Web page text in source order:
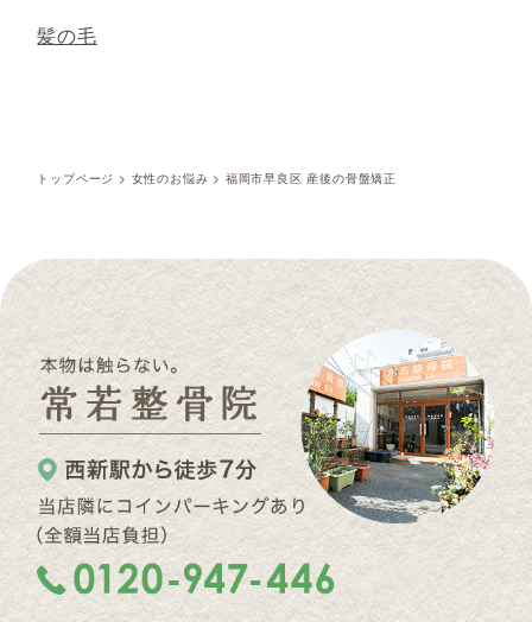
髪の毛
トップページ > 女性のお悩み > 福岡市早良区 産後の骨盤矯正